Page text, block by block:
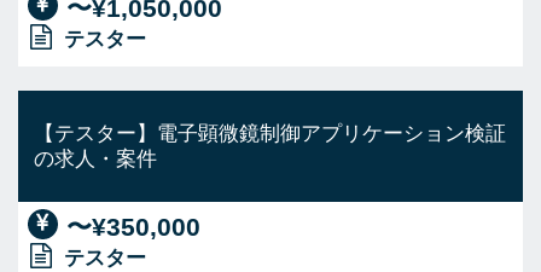
〜¥1,050,000
テスター
【テスター】電子顕微鏡制御アプリケーション検証
の求人・案件
〜¥350,000
テスター